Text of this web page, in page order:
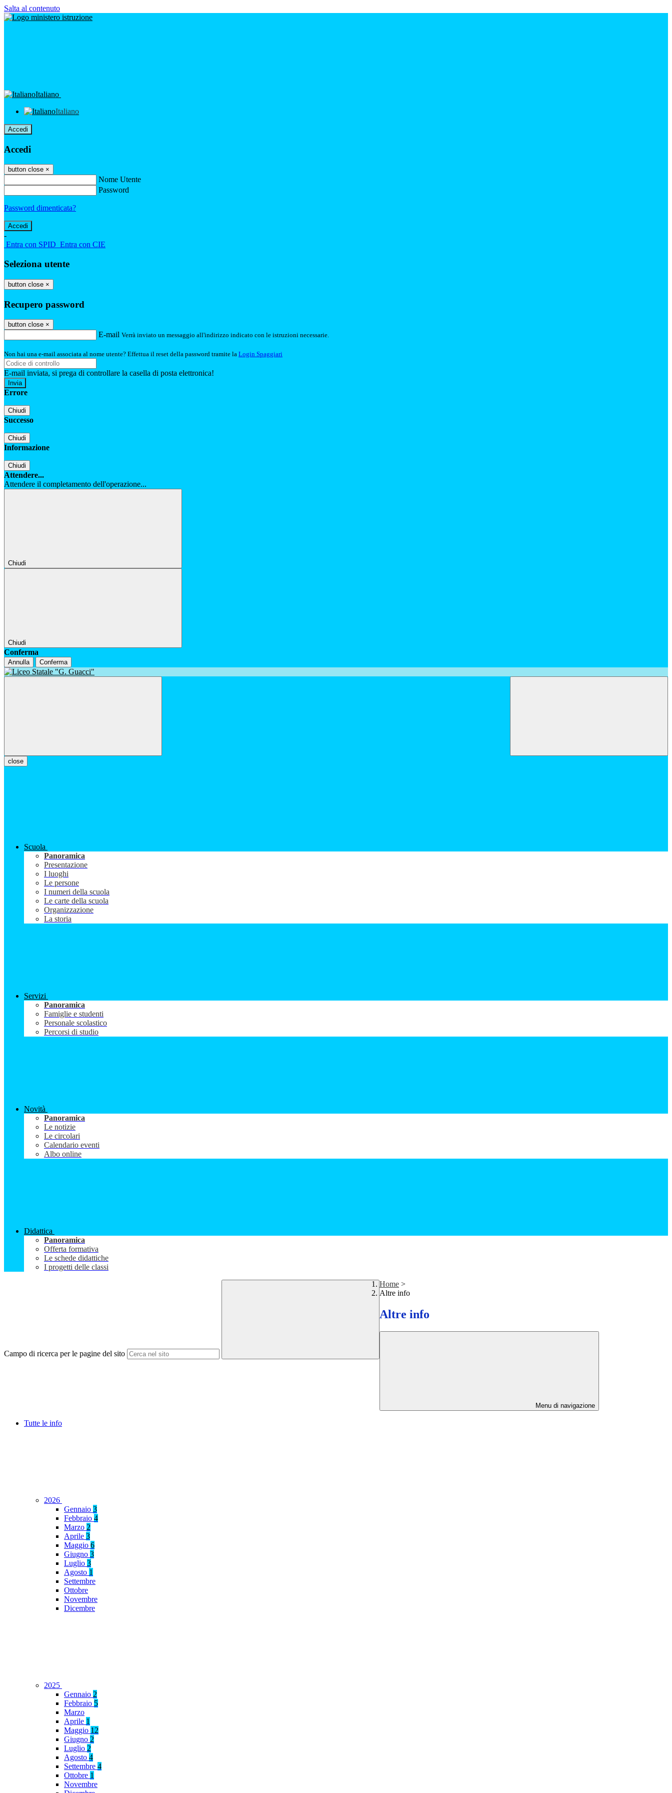
Salta al contenuto
Italiano
Italiano
Accedi
Accedi
button close ×
Nome Utente
Password
Password dimenticata?
-
Entra con SPID Entra con CIE
Seleziona utente
button close ×
Recupero password
button close ×
E-mail Verrà inviato un messaggio all'indirizzo indicato con le istruzioni necessarie.
Non hai una e-mail associata al nome utente? Effettua il reset della password tramite la Login Spaggiari
E-mail inviata, si prega di controllare la casella di posta elettronica!
Errore
Chiudi
Successo
Chiudi
Informazione
Chiudi
Attendere...
Attendere il completamento dell'operazione...
Chiudi
Chiudi
Conferma
Annulla Conferma
close
Scuola
Panoramica
Presentazione
I luoghi
Le persone
I numeri della scuola
Le carte della scuola
Organizzazione
La storia
Servizi
Panoramica
Famiglie e studenti
Personale scolastico
Percorsi di studio
Novità
Panoramica
Le notizie
Le circolari
Calendario eventi
Albo online
Didattica
Panoramica
Offerta formativa
Le schede didattiche
I progetti delle classi
Campo di ricerca per le pagine del sito
Home >
Altre info
Altre info
Menu di navigazione
Tutte le info
2026
Gennaio 3
Febbraio 4
Marzo 2
Aprile 3
Maggio 6
Giugno 3
Luglio 3
Agosto 1
Settembre
Ottobre
Novembre
Dicembre
2025
Gennaio 2
Febbraio 5
Marzo
Aprile 1
Maggio 12
Giugno 2
Luglio 2
Agosto 4
Settembre 4
Ottobre 1
Novembre